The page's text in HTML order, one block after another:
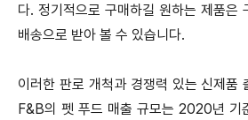
다. 정기적으로 구매하길 원하는 제품은
배송으로 받아 볼 수 있습니다.
이러한 판로 개척과 경쟁력 있는 신제품
F&B의 펫 푸드 매출 규모는 2020년 기